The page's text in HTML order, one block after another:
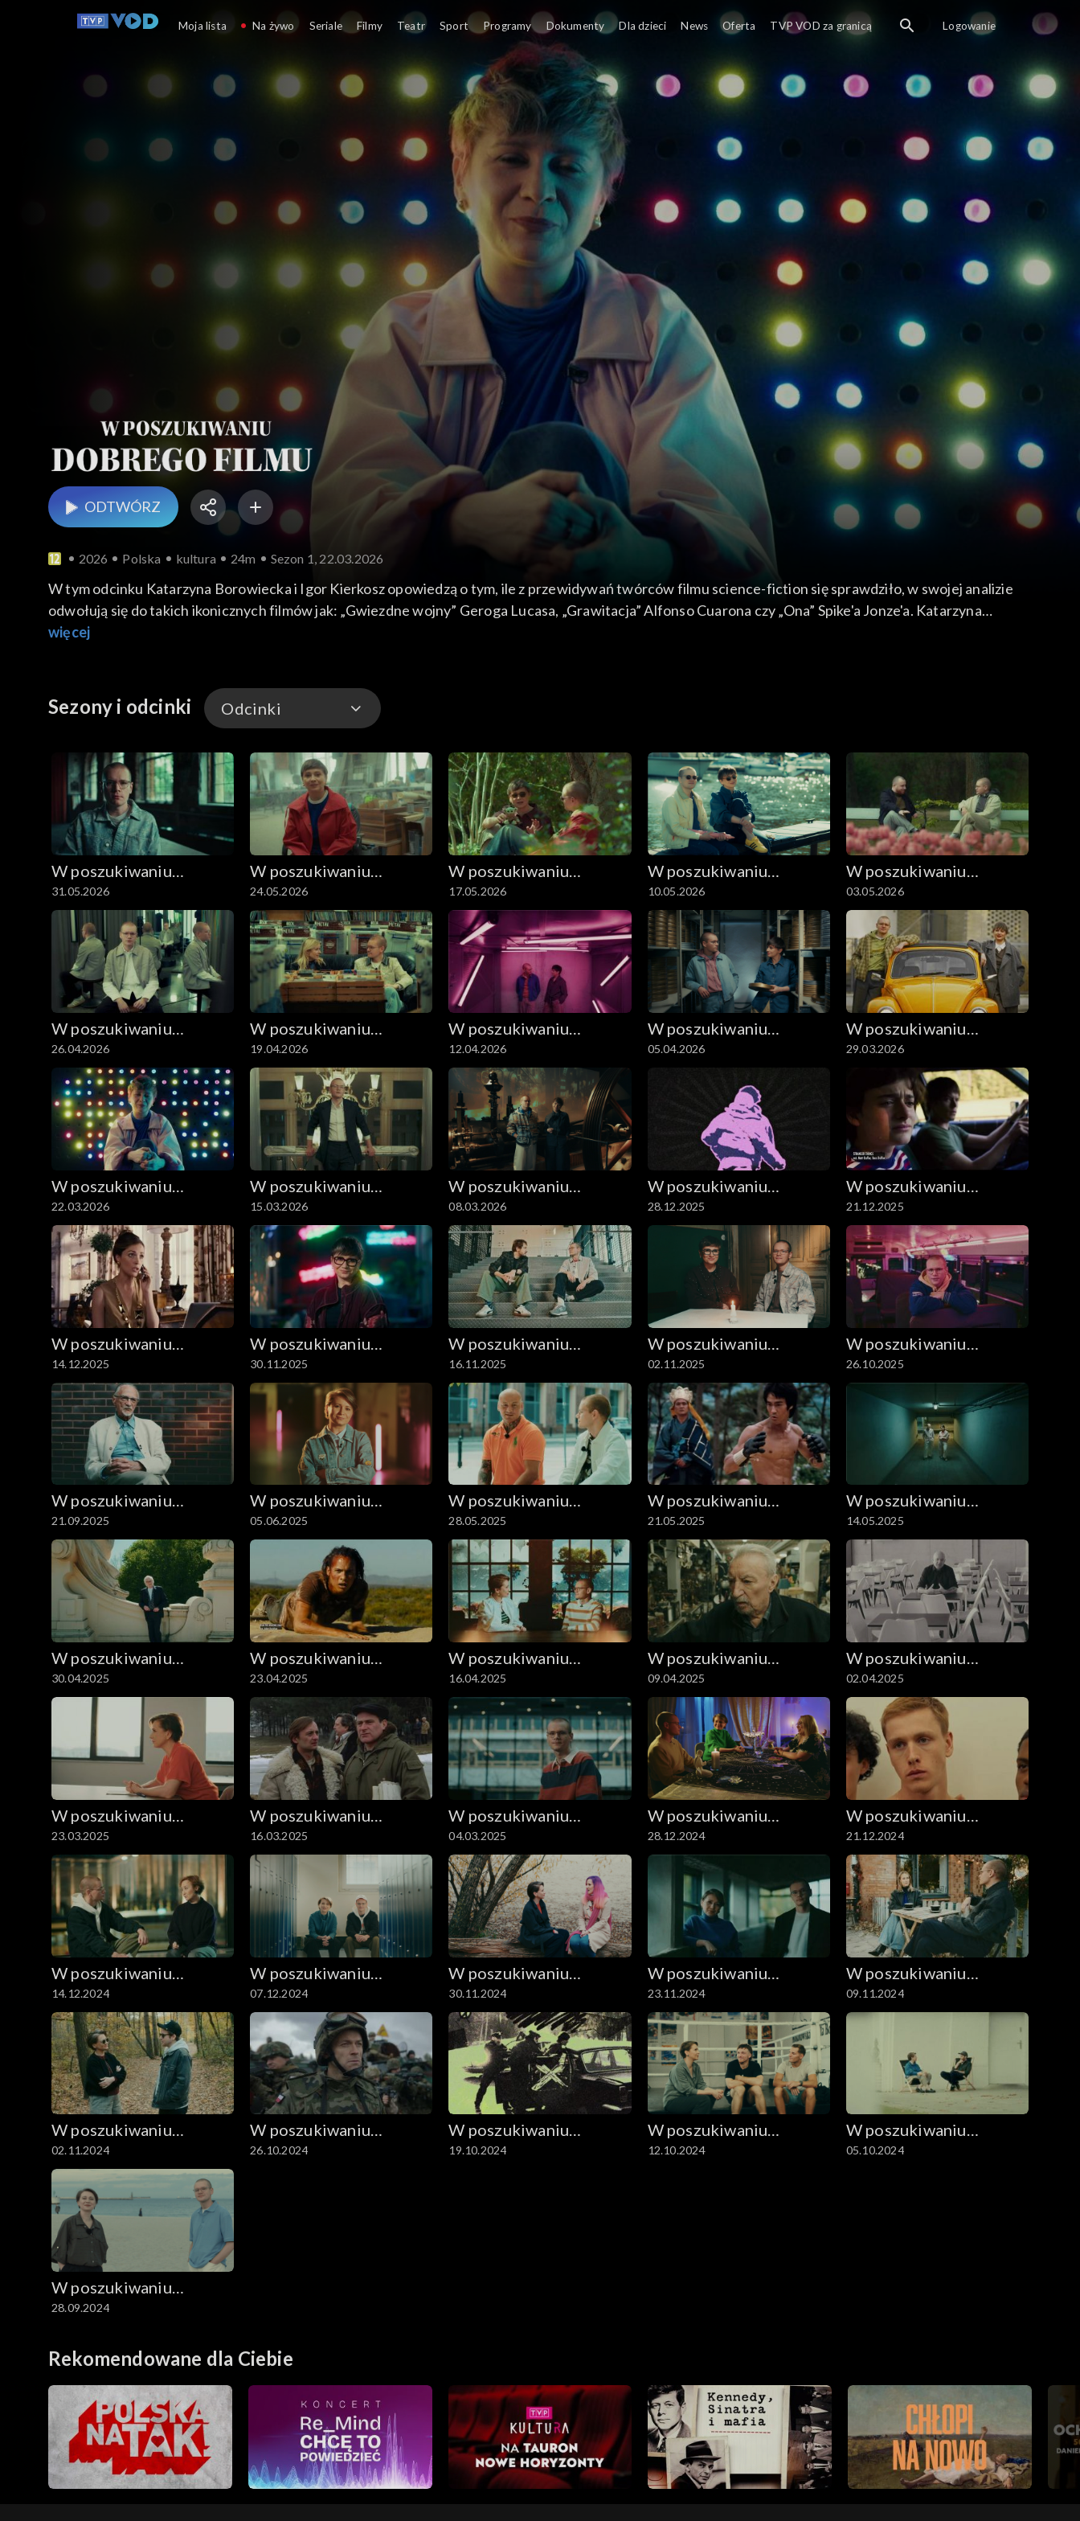
W poszukiwaniu dobrego filmu
ODTWÓRZ
2026 Polska kultura 24m Sezon 1, 22.03.2026
W tym odcinku Katarzyna Borowiecka i Igor Kierkosz opowiedzą o tym, ile z przewidywań twórców filmu science-fiction się sprawdziło, w swojej analizie
odwołują się do takich ikonicznych filmów jak: „Gwiezdne wojny” Geroga Lucasa, „Grawitacja” Alfonso Cuarona czy „Ona” Spike'a Jonze'a. Katarzyna
Browiecka rozmawia z dziennikarzem naukowym Karolem Wójcickim o nieścisłościach w kinie sf, a Igor Kierkosz z reżyserem Markiem Piestrakiem o filmie
więcej
Sezony i odcinki Odcinki
Odcinki
W poszukiwaniu
dobrego filmu
31.05.2026
W poszukiwaniu
dobrego filmu
24.05.2026
W poszukiwaniu
dobrego filmu
17.05.2026
W poszukiwaniu
dobrego filmu
10.05.2026
W poszukiwaniu
dobrego filmu
03.05.2026
W poszukiwaniu
dobrego filmu
26.04.2026
W poszukiwaniu
dobrego filmu
19.04.2026
W poszukiwaniu
dobrego filmu
12.04.2026
W poszukiwaniu
dobrego filmu
05.04.2026
W poszukiwaniu
dobrego filmu
29.03.2026
W poszukiwaniu
dobrego filmu
22.03.2026
W poszukiwaniu
dobrego filmu
15.03.2026
W poszukiwaniu
dobrego filmu
08.03.2026
W poszukiwaniu
dobrego filmu
28.12.2025
W poszukiwaniu
dobrego filmu
21.12.2025
W poszukiwaniu
dobrego filmu
14.12.2025
W poszukiwaniu
dobrego filmu
30.11.2025
W poszukiwaniu
dobrego filmu
16.11.2025
W poszukiwaniu
dobrego filmu
02.11.2025
W poszukiwaniu
dobrego filmu
26.10.2025
W poszukiwaniu
dobrego filmu
21.09.2025
W poszukiwaniu
dobrego filmu
05.06.2025
W poszukiwaniu
dobrego filmu
28.05.2025
W poszukiwaniu
dobrego filmu
21.05.2025
W poszukiwaniu
dobrego filmu
14.05.2025
W poszukiwaniu
dobrego filmu
30.04.2025
W poszukiwaniu
dobrego filmu
23.04.2025
W poszukiwaniu
dobrego filmu
16.04.2025
W poszukiwaniu
dobrego filmu
09.04.2025
W poszukiwaniu
dobrego filmu
02.04.2025
W poszukiwaniu
dobrego filmu
23.03.2025
W poszukiwaniu
dobrego filmu
16.03.2025
W poszukiwaniu
dobrego filmu
04.03.2025
W poszukiwaniu
dobrego filmu
28.12.2024
W poszukiwaniu
dobrego filmu
21.12.2024
W poszukiwaniu
dobrego filmu
14.12.2024
W poszukiwaniu
dobrego filmu
07.12.2024
W poszukiwaniu
dobrego filmu
30.11.2024
W poszukiwaniu
dobrego filmu
23.11.2024
W poszukiwaniu
dobrego filmu
09.11.2024
W poszukiwaniu
dobrego filmu
02.11.2024
W poszukiwaniu
dobrego filmu
26.10.2024
W poszukiwaniu
dobrego filmu
19.10.2024
W poszukiwaniu
dobrego filmu
12.10.2024
W poszukiwaniu
dobrego filmu
05.10.2024
W poszukiwaniu
dobrego filmu
28.09.2024
Rekomendowane dla Ciebie
Moja lista Na żywo Seriale Filmy Teatr Sport Programy Dokumenty Dla dzieci News Oferta TVP VOD za granicą Logowanie